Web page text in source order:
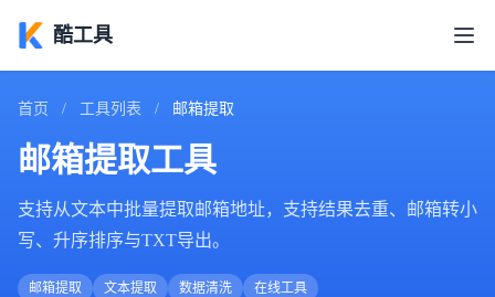
酷工具
首页 / 工具列表 / 邮箱提取
邮箱提取工具
支持从文本中批量提取邮箱地址，支持结果去重、邮箱转小
写、升序排序与TXT导出。
邮箱提取 文本提取 数据清洗 在线工具